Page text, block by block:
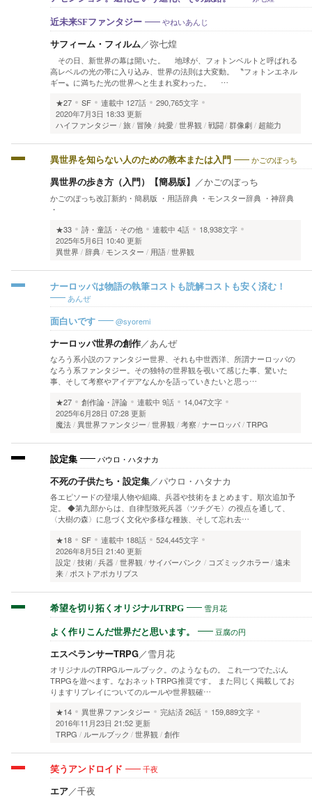
近未来SFファンタジー やねいあんじ
サフィーム・フィルム／弥七煌
その日、新世界の幕は開いた。 地球が、フォトンベルトと呼ばれる
高レベルの光の帯に入り込み、世界の法則は大変動。 〝フォトンエネル
ギー〟に満ちた光の世界へと生まれ変わった。 …
★27
SF 連載中 127話
290,765文字
2020年7月3日 18:33 更新
ハイファンタジー
旅 冒険 純愛 世界観 戦闘 群像劇 超能力
異世界を知らない人のための教本または入門 かごのぼっち
異世界の歩き方（入門）【簡易版】 ／かごのぼっち
かごのぼっち改訂新約・簡易版 ・用語辞典 ・モンスター辞典 ・神辞典
・
★33
詩・童話・その他 連載中 4話
18,938文字
2025年5月6日 10:40 更新
異世界
辞典 モンスター 用語 世界観
ナーロッパは物語の執筆コストも読解コストも安く済む！
あんぜ
面白いです @syoremi
ナーロッパ世界の創作／あんぜ
なろう系小説のファンタジー世界、それも中世西洋、所謂ナーロッパの
なろう系ファンタジー。その独特の世界観を覗いて感じた事、驚いた
事、そして考察やアイデアなんかを語っていきたいと思っ…
★27
創作論・評論 連載中 9話
14,047文字
2025年6月28日 07:28 更新
魔法 異世界ファンタジー 世界観 考察 ナーロッパ TRPG
設定集 パウロ・ハタナカ
不死の子供たち・設定集／パウロ・ハタナカ
各エピソードの登場人物や組織、兵器や技術をまとめます。順次追加予
定。 ◆第九部からは、自律型致死兵器〈ツチグモ〉の視点を通して、
〈大樹の森〉に息づく文化や多様な種族、そして忘れ去…
★18
SF 連載中 188話
524,445文字
2026年8月5日 21:40 更新
設定
技術 兵器 世界観 サイバーパンク コズミックホラー 遠未
来
ポストアポカリプス
希望を切り拓くオリジナルTRPG 雪月花
よく作りこんだ世界だと思います。 豆腐の円
エスペランサーTRPG／雪月花
オリジナルのTRPGルールブック。のようなもの。 これ一つでたぶん
TRPGを遊べます。なおネットTRPG推奨です。 また同じく掲載してお
りますリプレイについてのルールや世界観確…
★14
異世界ファンタジー 完結済26話
159,889文字
2016年11月23日 21:52 更新
TRPG
ルールブック 世界観 創作
笑うアンドロイド 千夜
エア／千夜